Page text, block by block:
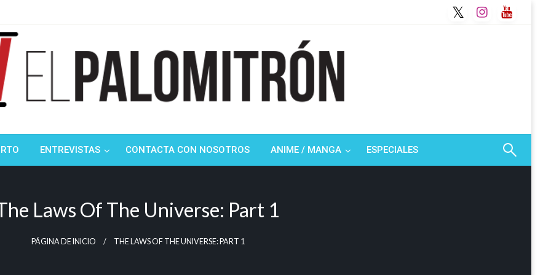
ENTREVISTAS CONTACTA CON NOSOTROS ANIME / MANGA ESPECIALES
Laws Of The Universe: Part 1
PÁGINA DE INICIO THE LAWS OF THE UNIVERSE: PART 1